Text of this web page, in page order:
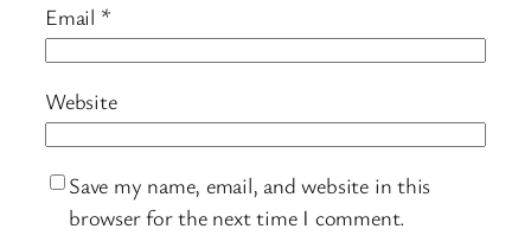
Email *
Website
Save my name, email, and website in this
browser for the next time I comment.